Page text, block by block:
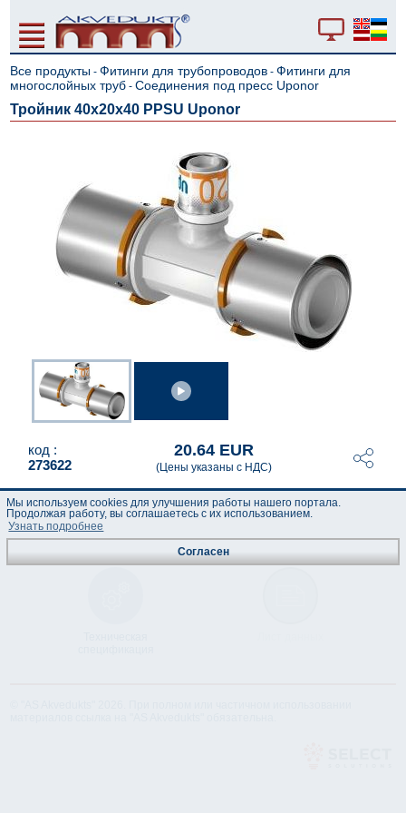
Все продукты -Фитинги для трубопроводов -Фитинги для
многослойных труб -Cоединения под пресс Uponor
Тройник 40x20x40 PPSU Uponor
код :
273622
20.64 EUR
(Цены указаны с НДС)
Мы используем cookies для улучшения работы нашего портала.
Продолжая работу, вы соглашаетесь с их использованием.
Узнать подробнее
Согласен